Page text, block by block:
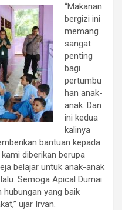
“Makanan
bergizi ini
memang
sangat
penting
bagi
pertumbu
han anak-
anak. Dan
ini kedua
kalinya
bantuan kepada
diberikan berupa
belajar untuk anak-anak
Semoga Apical Dumai
yang baik
ujar Irvan.